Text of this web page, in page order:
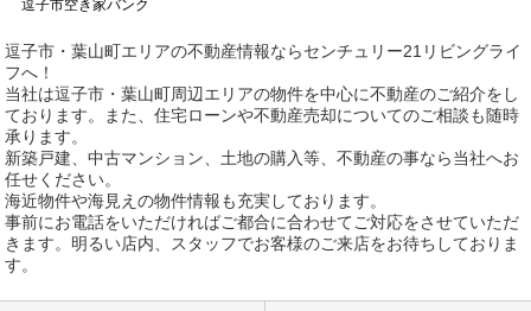
逗子市空き家バンク
逗子市・葉山町エリアの不動産情報ならセンチュリー21リビングライ
フへ！
当社は逗子市・葉山町周辺エリアの物件を中心に不動産のご紹介をし
ております。また、住宅ローンや不動産売却についてのご相談も随時
承ります。
新築戸建、中古マンション、土地の購入等、不動産の事なら当社へお
任せください。
海近物件や海見えの物件情報も充実しております。
事前にお電話をいただければご都合に合わせてご対応をさせていただ
きます。明るい店内、スタッフでお客様のご来店をお待ちしておりま
す。